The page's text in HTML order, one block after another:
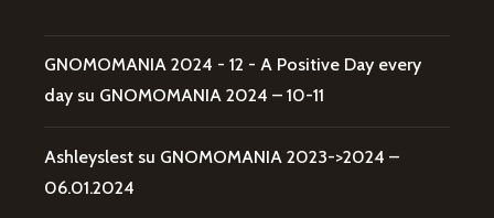
GNOMOMANIA 2024 - 12 - A Positive Day every
day su GNOMOMANIA 2024 – 10-11
Ashleyslest su GNOMOMANIA 2023->2024 –
06.01.2024